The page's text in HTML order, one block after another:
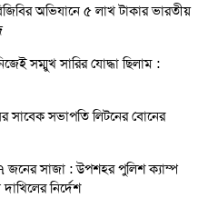
অভিযানে ৫ লাখ টাকার ভারতীয়
সম্মুখ সারির যোদ্ধা ছিলাম :
সাবেক সভাপতি লিটনের বোনের
জনের সাজা : উপশহর পুলিশ ক্যাম্প
নির্দেশ